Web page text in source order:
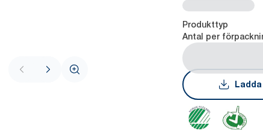
Produkttyp
Antal per